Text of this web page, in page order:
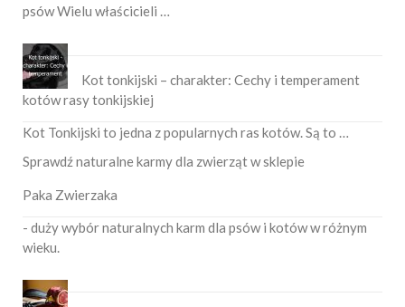
psów Wielu właścicieli …
Kot tonkijski – charakter: Cechy i temperament
kotów rasy tonkijskiej
Kot Tonkijski to jedna z popularnych ras kotów. Są to …
Sprawdź naturalne karmy dla zwierząt w sklepie
Paka Zwierzaka
- duży wybór naturalnych karm dla psów i kotów w różnym
wieku.